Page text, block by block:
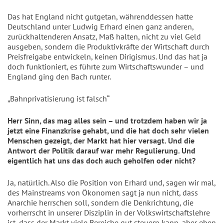
Das hat England nicht gutgetan, währenddessen hatte
Deutschland unter Ludwig Erhard einen ganz anderen,
zurückhaltenderen Ansatz, Maß halten, nicht zu viel Geld
ausgeben, sondern die Produktivkräfte der Wirtschaft durch
Preisfreigabe entwickeln, keinen Dirigismus. Und das hat ja
doch funktioniert, es führte zum Wirtschaftswunder – und
England ging den Bach runter.
„Bahnprivatisierung ist falsch“
Herr Sinn, das mag alles sein – und trotzdem haben wir ja
jetzt eine Finanzkrise gehabt, und die hat doch sehr vielen
Menschen gezeigt, der Markt hat hier versagt. Und die
Antwort der Politik darauf war mehr Regulierung. Und
eigentlich hat uns das doch auch geholfen oder nicht?
Ja, natürlich. Also die Position von Erhard und, sagen wir mal,
des Mainstreams von Ökonomen sagt ja nun nicht, dass
Anarchie herrschen soll, sondern die Denkrichtung, die
vorherrscht in unserer Disziplin in der Volkswirtschaftslehre